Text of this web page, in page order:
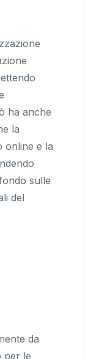
ha anche
la
online e la
sulle
del
da
per le